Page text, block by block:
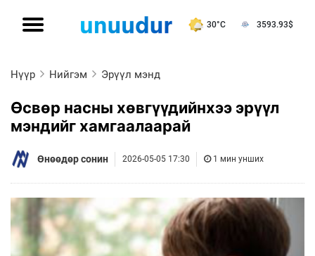
30°C 3593.93$
Нүүр Нийгэм Эрүүл мэнд
Өсвөр насны хөвгүүдийнхээ эрүүл
мэндийг хамгаалаарай
Өнөөдөр сонин 2026-05-05 17:30 1 мин унших